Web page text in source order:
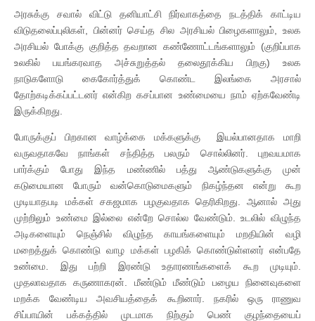
அரசுக்கு சவால் விட்டு தனியாட்சி நிர்வாகத்தை நடத்திக் காட்டிய
விடுதலைப்புலிகள், பின்னர் செய்த சில அரசியல் பிழைகளாலும், உலக
அரசியல் போக்கு குறித்த தவறான கண்ணோட்டங்களாலும் (குறிப்பாக
உலகில் பயங்கரவாத அச்சுறுத்தல் தலைதூக்கிய பிறகு) உலக
நாடுகளோடு கைகோர்த்துக் கொண்ட இலங்கை அரசால்
தோற்கடிக்கப்பட்டனர் என்கிற கசப்பான உண்மையை நாம் ஏற்கவேண்டி
இருக்கிறது.
போருக்குப் பிறகான வாழ்க்கை மக்களுக்கு இயல்பானதாக மாறி
வருவதாகவே நாங்கள் சந்தித்த பலரும் சொல்லினர். புறவயமாக
பார்க்கும் போது இந்த மண்ணில் பத்து ஆண்டுகளுக்கு முன்
கடுமையான போரும் வன்கொடுமைகளும் நிகழ்ந்தன என்று கூற
முடியாதபடி மக்கள் சகஜமாக பழகுவதாக தெரிகிறது. ஆனால் அது
முற்றிலும் உண்மை இல்லை என்றே சொல்ல வேண்டும். உடலில் விழுந்த
அடிகளையும் நெஞ்சில் விழுந்த காயங்களையும் மறதியின் வழி
மறைத்துக் கொண்டு வாழ மக்கள் பழகிக் கொண்டுள்ளனர் என்பதே
உண்மை. இது பற்றி இரண்டு உதாரணங்களைக் கூற முடியும்.
முதலாவதாக கருணாகரன். மீண்டும் மீண்டும் பழைய நினைவுகளை
மறக்க வேண்டிய அவசியத்தைக் கூறினார். நகரில் ஒரு ராணுவ
சிப்பாயின் பக்கத்தில் முடமாக நிற்கும் பெண் குழந்தையைப்